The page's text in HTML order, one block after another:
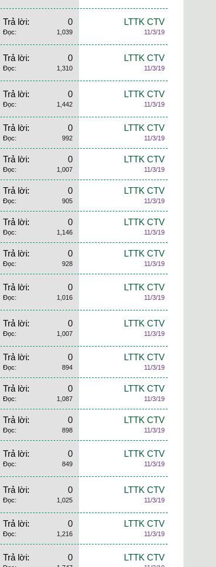
Trả lời: 0
Đọc: 1,039
LTTK CTV
11/3/19
Trả lời: 0
Đọc: 1,310
LTTK CTV
11/3/19
Trả lời: 0
Đọc: 1,442
LTTK CTV
11/3/19
Trả lời: 0
Đọc: 992
LTTK CTV
11/3/19
Trả lời: 0
Đọc: 1,007
LTTK CTV
11/3/19
Trả lời: 0
Đọc: 905
LTTK CTV
11/3/19
Trả lời: 0
Đọc: 1,146
LTTK CTV
11/3/19
Trả lời: 0
Đọc: 928
LTTK CTV
11/3/19
Trả lời: 0
Đọc: 1,016
LTTK CTV
11/3/19
Trả lời: 0
Đọc: 1,007
LTTK CTV
11/3/19
Trả lời: 0
Đọc: 894
LTTK CTV
11/3/19
Trả lời: 0
Đọc: 1,087
LTTK CTV
11/3/19
Trả lời: 0
Đọc: 898
LTTK CTV
11/3/19
Trả lời: 0
Đọc: 849
LTTK CTV
11/3/19
Trả lời: 0
Đọc: 1,025
LTTK CTV
11/3/19
Trả lời: 0
Đọc: 1,216
LTTK CTV
11/3/19
Trả lời: 0 LTTK CTV